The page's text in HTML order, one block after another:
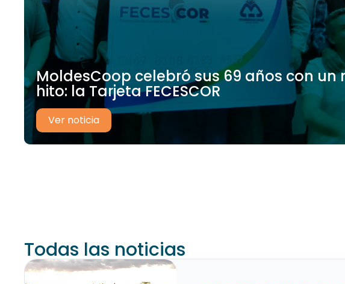
MoldesCoop celebró sus 69 años con un
hito: la Tarjeta FECESCOR
Ver noticia
Todas las noticias